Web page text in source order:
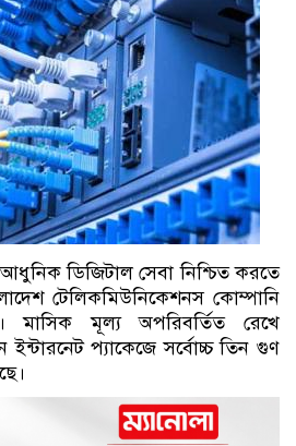
ডিজিটাল সেবা নিশ্চিত করতে
টেলিকমিউনিকেশনস কোম্পানি
মাসিক মূল্য অপরিবর্তিত রেখে
ইন্টারনেট প্যাকেজে সর্বোচ্চ তিন গুণ